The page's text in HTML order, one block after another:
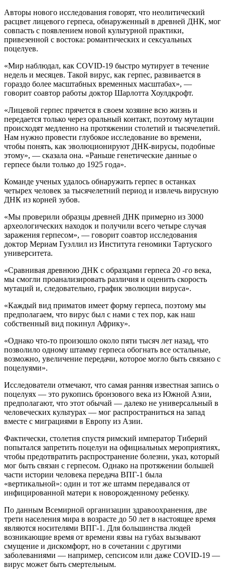
Авторы нового исследования говорят, что неолитический
расцвет лицевого герпеса, обнаруженный в древней ДНК, мог
совпасть с появлением новой культурной практики,
привезенной с востока: романтических и сексуальных
поцелуев.
«Мир наблюдал, как COVID-19 быстро мутирует в течение
недель и месяцев. Такой вирус, как герпес, развивается в
гораздо более масштабных временных масштабах», —
говорит соавтор работы доктор Шарлотта Хоулдкрофт.
«Лицевой герпес прячется в своем хозяине всю жизнь и
передается только через оральный контакт, поэтому мутации
происходят медленно на протяжении столетий и тысячелетий.
Нам нужно провести глубокое исследование во времени,
чтобы понять, как эволюционируют ДНК-вирусы, подобные
этому», — сказала она. «Раньше генетические данные о
герпесе были только до 1925 года».
Команде ученых удалось обнаружить герпес в останках
четырех человек за тысячелетний период и извлечь вирусную
ДНК из корней зубов.
«Мы проверили образцы древней ДНК примерно из 3000
археологических находок и получили всего четыре случая
заражения герпесом», — говорит соавтор исследования
доктор Мериам Гуэллил из Института геномики Тартуского
университета.
«Сравнивая древнюю ДНК с образцами герпеса 20 -го века,
мы смогли проанализировать различия и оценить скорость
мутаций и, следовательно, график эволюции вируса».
«Каждый вид приматов имеет форму герпеса, поэтому мы
предполагаем, что вирус был с нами с тех пор, как наш
собственный вид покинул Африку».
«Однако что-то произошло около пяти тысяч лет назад, что
позволило одному штамму герпеса обогнать все остальные,
возможно, увеличение передачи, которое могло быть связано с
поцелуями».
Исследователи отмечают, что самая ранняя известная запись о
поцелуях — это рукопись бронзового века из Южной Азии,
предполагают, что этот обычай — далеко не универсальный в
человеческих культурах — мог распространиться на запад
вместе с миграциями в Европу из Азии.
Фактически, столетия спустя римский император Тиберий
попытался запретить поцелуи на официальных мероприятиях,
чтобы предотвратить распространение болезни, указ, который
мог быть связан с герпесом. Однако на протяжении большей
части истории человека передача ВПГ-1 была
«вертикальной»: один и тот же штамм передавался от
инфицированной матери к новорожденному ребенку.
По данным Всемирной организации здравоохранения, две
трети населения мира в возрасте до 50 лет в настоящее время
являются носителями ВПГ-1. Для большинства людей
возникающие время от времени язвы на губах вызывают
смущение и дискомфорт, но в сочетании с другими
заболеваниями — например, сепсисом или даже COVID-19 —
вирус может быть смертельным.